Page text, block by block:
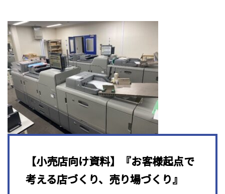
【小売店向け資料】『お客様起点で
考える店づくり、売り場づくり』